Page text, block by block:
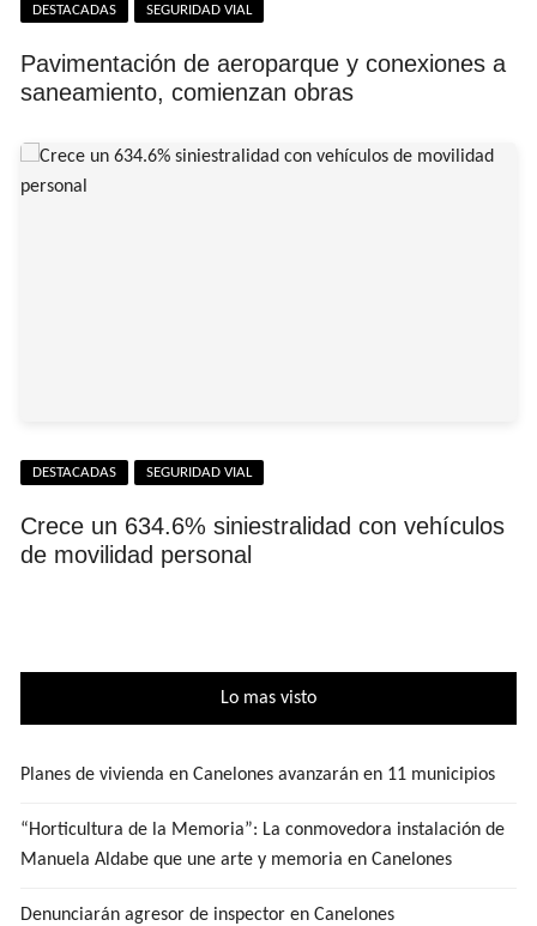
DESTACADAS SEGURIDAD VIAL
Pavimentación de aeroparque y conexiones a
saneamiento, comienzan obras
DESTACADAS SEGURIDAD VIAL
Crece un 634.6% siniestralidad con vehículos
de movilidad personal
Lo mas visto
Planes de vivienda en Canelones avanzarán en 11 municipios
“Horticultura de la Memoria”: La conmovedora instalación de
Manuela Aldabe que une arte y memoria en Canelones
Denunciarán agresor de inspector en Canelones